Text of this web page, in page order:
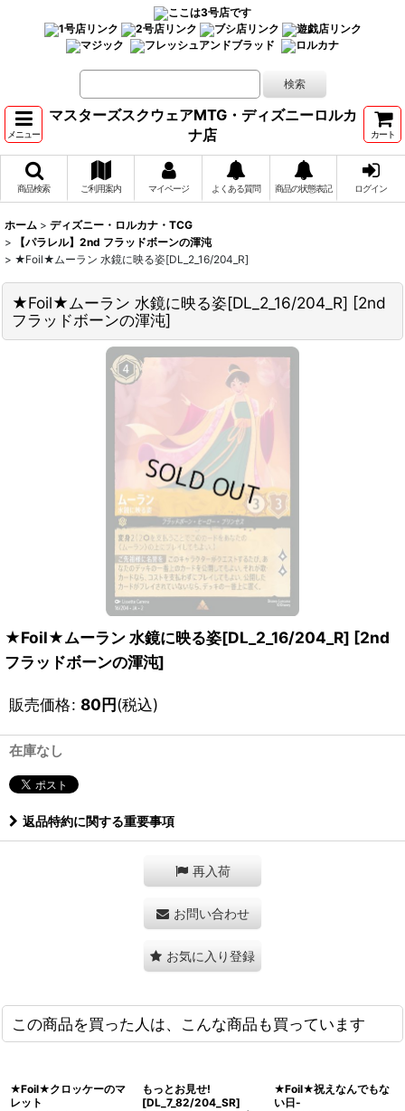
メニュー
マスターズスクウェアMTG・ディズニーロルカ
ナ店
カート
商品検索 ご利用案内 マイページ よくある質問 商品の状態表記 ログイン
ホーム > ディズニー・ロルカナ・TCG
>
【パラレル】2nd フラッドボーンの渾沌
> ★Foil★ムーラン 水鏡に映る姿[DL_2_16/204_R]
★Foil★ムーラン 水鏡に映る姿[DL_2_16/204_R] [2nd
フラッドボーンの渾沌]
★Foil★ムーラン 水鏡に映る姿[DL_2_16/204_R] [2nd
フラッドボーンの渾沌]
販売価格: 80円(税込)
在庫なし
返品特約に関する重要事項
再入荷
お問い合わせ
お気に入り登録
この商品を買った人は、こんな商品も買っています
★Foil★クロッケーのマ
レット
もっとお見せ!
[DL_7_82/204_SR]
★Foil★祝えなんでもな
い日-